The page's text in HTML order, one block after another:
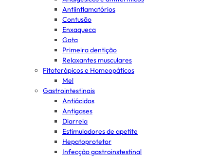
Antiinflamatórios
Contusão
Enxaqueca
Gota
Primeira dentição
Relaxantes musculares
Fitoterápicos e Homeopáticos
Mel
Gastrointestinais
Antiácidos
Antigases
Diarreia
Estimuladores de apetite
Hepatoprotetor
Infecção gastroinstestinal